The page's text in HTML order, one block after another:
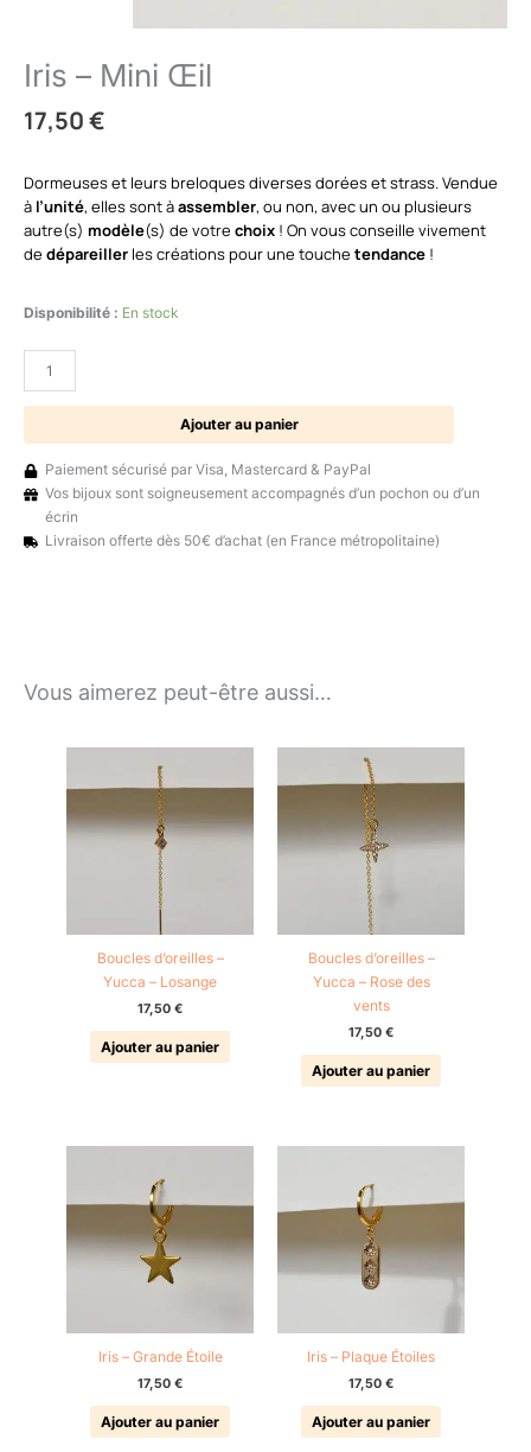
Iris – Mini Œil
17,50€
Dormeuses et leurs breloques diverses dorées et strass. Vendue
à l’unité, elles sont àassembler, ou non, avec un ou plusieurs
autre(s) modèle(s) de votre choix ! On vous conseille vivement
de dépareiller les créations pour une touche tendance !
Disponibilité : En stock
Ajouter au panier
Paiement sécurisé par Visa, Mastercard & PayPal
Vos bijoux sont soigneusement accompagnés d’un pochon ou d’un
écrin
Livraison offerte dès 50€ d’achat (en France métropolitaine)
Vous aimerez peut-être aussi…
Boucles d’oreilles –
Yucca – Losange
17,50 €
Ajouter au panier
Boucles d’oreilles –
Yucca – Rose des
vents
17,50 €
Ajouter au panier
Iris – Grande Étoile
17,50 €
Ajouter au panier
Iris – Plaque Étoiles
17,50 €
Ajouter au panier